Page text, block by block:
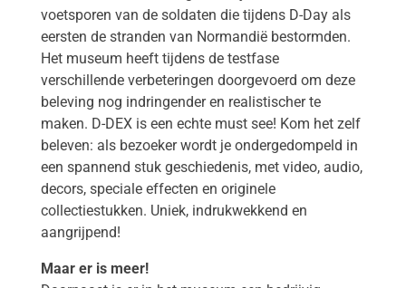
voetsporen van de soldaten die tijdens D-Day als
eersten de stranden van Normandië bestormden.
Het museum heeft tijdens de testfase
verschillende verbeteringen doorgevoerd om deze
beleving nog indringender en realistischer te
maken. D-DEX is een echte must see! Kom het zelf
beleven: als bezoeker wordt je ondergedompeld in
een spannend stuk geschiedenis, met video, audio,
decors, speciale effecten en originele
collectiestukken. Uniek, indrukwekkend en
aangrijpend!
Maar er is meer!